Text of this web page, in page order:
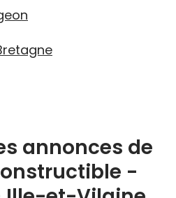
annonces de
-